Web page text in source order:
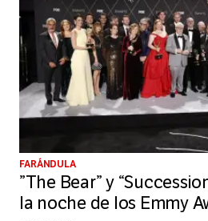
FARÁNDULA
”The Bear” y
la noche de los Emmy